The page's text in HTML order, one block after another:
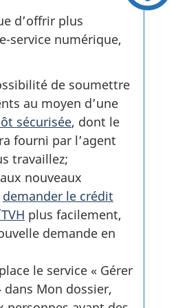
d’offrir plus
service numérique,
de soumettre
au moyen d’une
sécurisée, dont le
fourni par l’agent
travaillez;
nouveaux
demander le crédit
plus facilement,
demande en
le service « Gérer
dans Mon dossier,